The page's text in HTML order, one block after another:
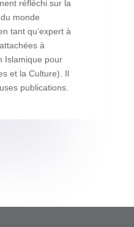
réfléchi sur la
monde
tant qu’expert à
à
Islamique pour
et la Culture). Il
publications.